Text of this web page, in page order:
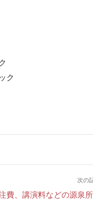
ク
次の
費、講演料などの源泉